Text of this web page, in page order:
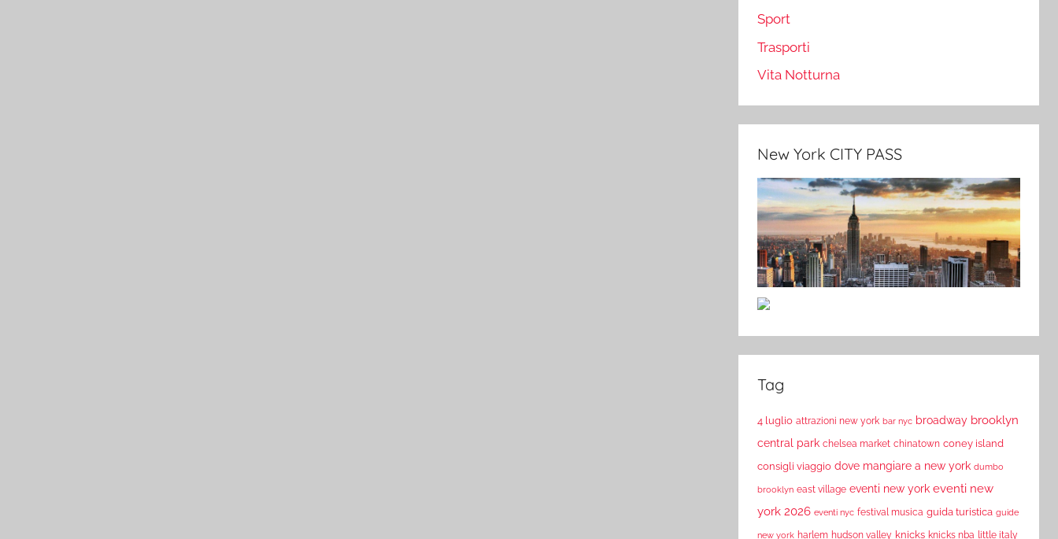
Sport
Trasporti
Vita Notturna
New York CITY PASS
Tag
4 luglio attrazioni new york bar nyc broadway brooklyn
central park chelsea market chinatown coney island
consigli viaggio dove mangiare a new york dumbo
brooklyn east village eventi new york eventi new
york 2026 eventi nyc festival musica guida turistica guide
new york harlem hudson valley knicks knicks nba little italy